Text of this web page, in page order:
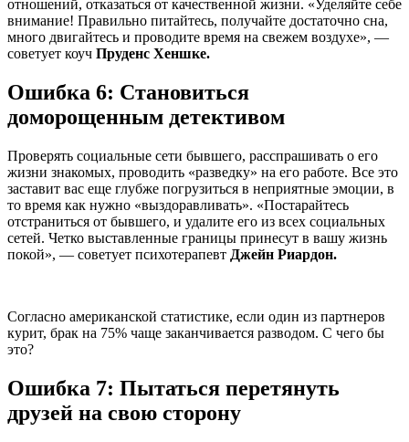
отношений, отказаться от качественной жизни. «Уделяйте себе
внимание! Правильно питайтесь, получайте достаточно сна,
много двигайтесь и проводите время на свежем воздухе», —
советует коуч Пруденс Хеншке.
Ошибка 6: Становиться
доморощенным детективом
Проверять социальные сети бывшего, расспрашивать о его
жизни знакомых, проводить «разведку» на его работе. Все это
заставит вас еще глубже погрузиться в неприятные эмоции, в
то время как нужно «выздоравливать». «Постарайтесь
отстраниться от бывшего, и удалите его из всех социальных
сетей. Четко выставленные границы принесут в вашу жизнь
покой», — советует психотерапевт Джейн Риардон.
Согласно американской статистике, если один из партнеров
курит, брак на 75% чаще заканчивается разводом. С чего бы
это?
Ошибка 7: Пытаться перетянуть
друзей на свою сторону